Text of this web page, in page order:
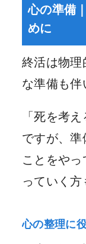
心の準備
めに
終活は物理
な準備も伴
「死を考
ですが、準
ことをや
っていく方
心の整理に